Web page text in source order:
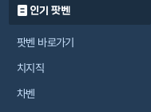
인기 팟벤
팟벤 바로가기
치지직
차벤